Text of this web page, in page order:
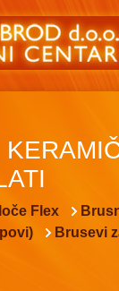
Flex
Brusevi